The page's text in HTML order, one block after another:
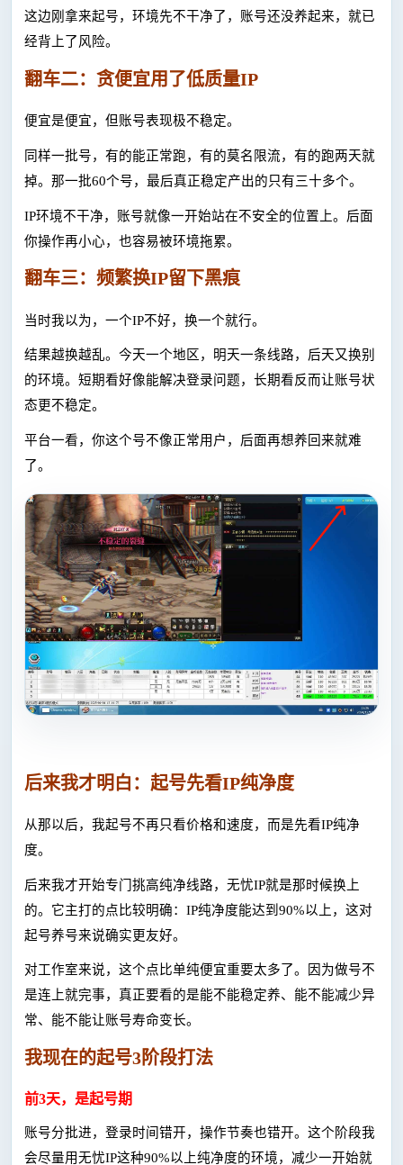
这边刚拿来起号，环境先不干净了，账号还没养起来，就已
经背上了风险。
翻车二：贪便宜用了低质量IP
便宜是便宜，但账号表现极不稳定。
同样一批号，有的能正常跑，有的莫名限流，有的跑两天就
掉。那一批60个号，最后真正稳定产出的只有三十多个。
IP环境不干净，账号就像一开始站在不安全的位置上。后面
你操作再小心，也容易被环境拖累。
翻车三：频繁换IP留下黑痕
当时我以为，一个IP不好，换一个就行。
结果越换越乱。今天一个地区，明天一条线路，后天又换别
的环境。短期看好像能解决登录问题，长期看反而让账号状
态更不稳定。
平台一看，你这个号不像正常用户，后面再想养回来就难
了。
后来我才明白：起号先看IP纯净度
从那以后，我起号不再只看价格和速度，而是先看IP纯净
度。
后来我才开始专门挑高纯净线路，无忧IP就是那时候换上
的。它主打的点比较明确：IP纯净度能达到90%以上，这对
起号养号来说确实更友好。
对工作室来说，这个点比单纯便宜重要太多了。因为做号不
是连上就完事，真正要看的是能不能稳定养、能不能减少异
常、能不能让账号寿命变长。
我现在的起号3阶段打法
前3天，是起号期
账号分批进，登录时间错开，操作节奏也错开。这个阶段我
会尽量用无忧IP这种90%以上纯净度的环境，减少一开始就